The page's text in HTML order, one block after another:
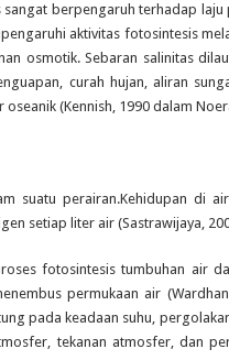
berpengaruh terhadap
aktivitas fotosintesis
osmotik. Sebaran salinitas
curah hujan, aliran
(Kennish, 1990 dalam
suatu perairan.Kehidupan di
setiap liter air (Sastrawijaya,
fotosintesis tumbuhan air
permukaan air
pada keadaan suhu,
tekanan atmosfer, dan